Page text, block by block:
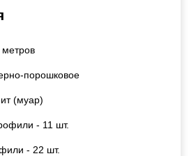
порошковое
(муар)
- 11 шт.
- 22 шт.